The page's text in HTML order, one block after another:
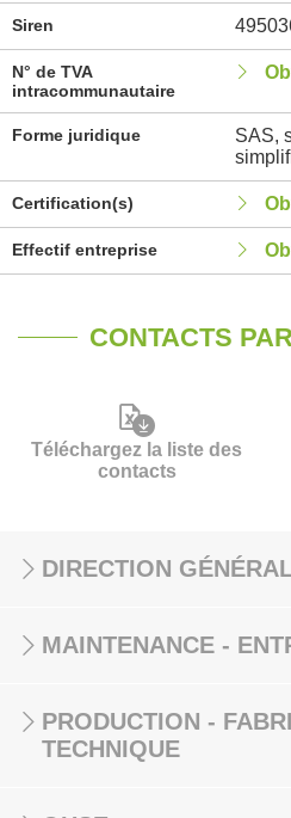
Siren
N° de TVA
intracommunautaire
Forme juridique
SAS,
Certification(s)
Effectif entreprise
CONTACTS
Téléchargez la liste des
contacts
DIRECTION
MAINTENANCE -
PRODUCTION -
TECHNIQUE